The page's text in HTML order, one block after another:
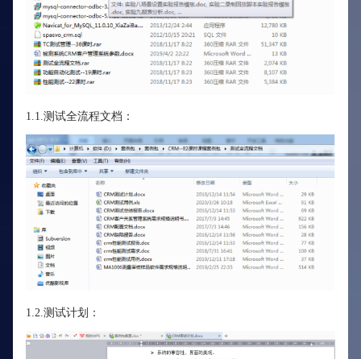
1.1.测试全流程文档：
1.2.测试计划：